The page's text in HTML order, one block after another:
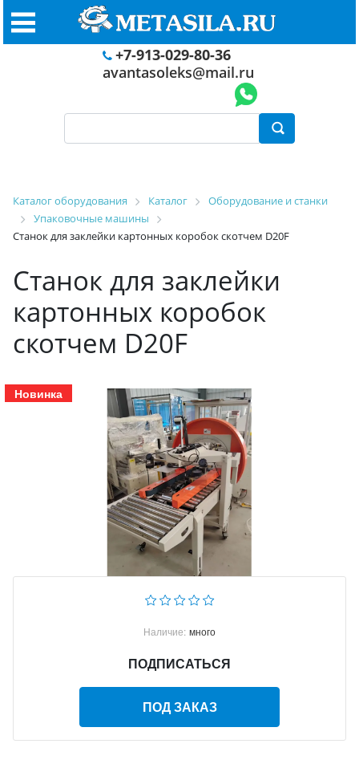
+7-913-029-80-36
avantasoleks@mail.ru
Каталог оборудования Каталог
Оборудование и станки
Упаковочные машины
Станок для заклейки картонных коробок скотчем D20F
Станок для заклейки
картонных коробок
скотчем D20F
Новинка
Наличие: много
ПОДПИСАТЬСЯ
ПОД ЗАКАЗ